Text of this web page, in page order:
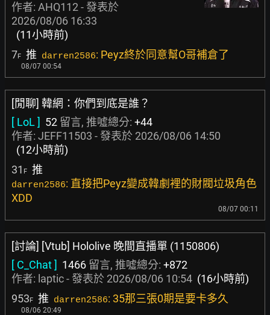
作者: AHQ112 - 發表於
2026/08/06 16:33
(11小時前)
7F 推 darren2586: Peyz終於同意幫O哥補倉了
08/07 00:54
[閒聊] 韓網：你們到底是誰？
[ LoL ] 52 留言, 推噓總分: +44
作者: JEFF11503 - 發表於 2026/08/06 14:50
(12小時前)
31 F 推
darren2586: 直接把Peyz變成韓劇裡的財閥垃圾角色
XDD
08/07 00:11
[討論] [Vtub] Hololive 晚間直播單 (1150806)
[ C_Chat ] 1466 留言, 推噓總分: +872
作者: laptic- 發表於 2026/08/06 10:54 (16小時前)
953F 推 darren2586: 35那三張0期是要卡多久
08/06 20:49